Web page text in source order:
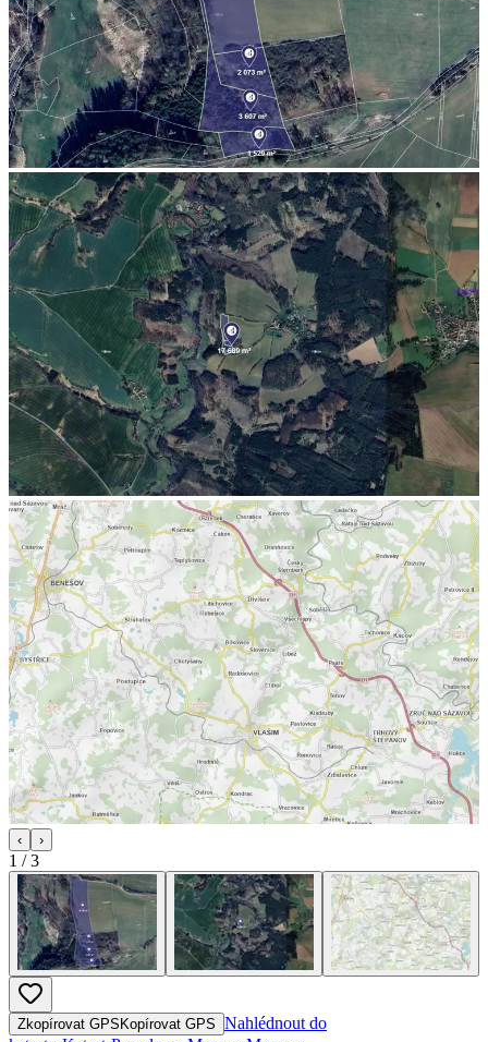
‹ ›
1 /3
Zkopírovat GPS Kopírovat GPS Nahlédnout do